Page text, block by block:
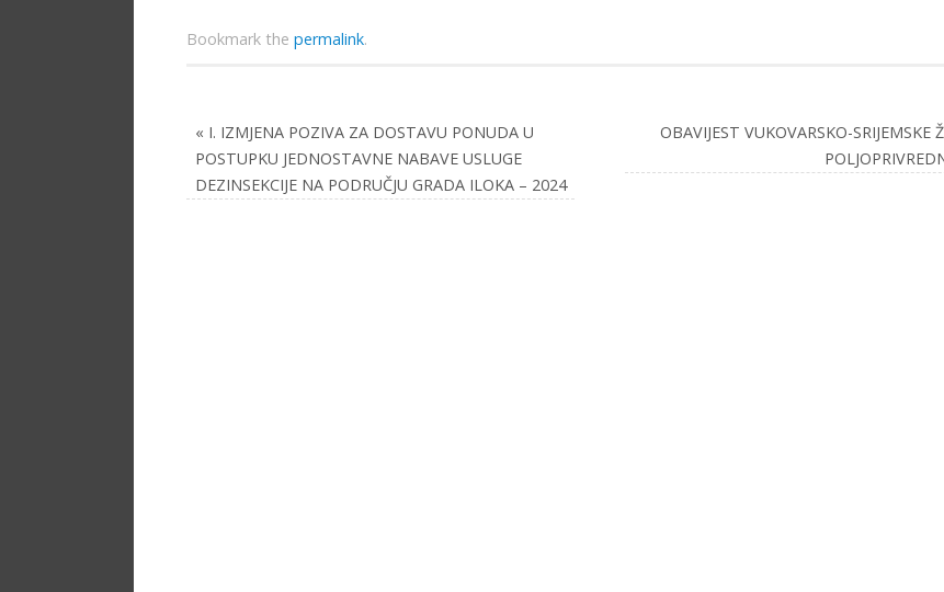
Bookmark the permalink.
« I. IZMJENA POZIVA ZA DOSTAVU PONUDA U
POSTUPKU JEDNOSTAVNE NABAVE USLUGE
DEZINSEKCIJE NA PODRUČJU GRADA ILOKA – 2024
OBAVIJEST VUKOVARSKO-SRIJEMSKE